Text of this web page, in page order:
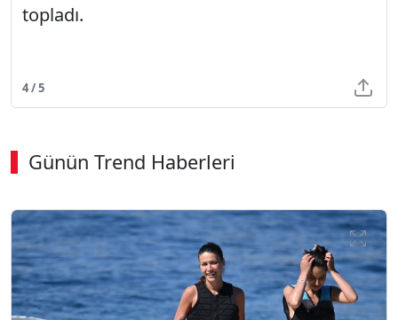
topladı.
4 / 5
Günün Trend Haberleri